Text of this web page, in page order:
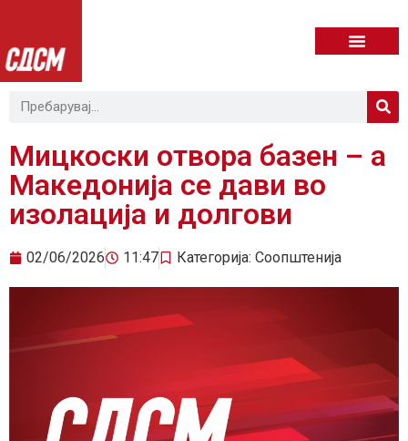
Мицкоски отвора базен – а
Македонија се дави во
изолација и долгови
02/06/2026 11:47 Категорија: Соопштенија